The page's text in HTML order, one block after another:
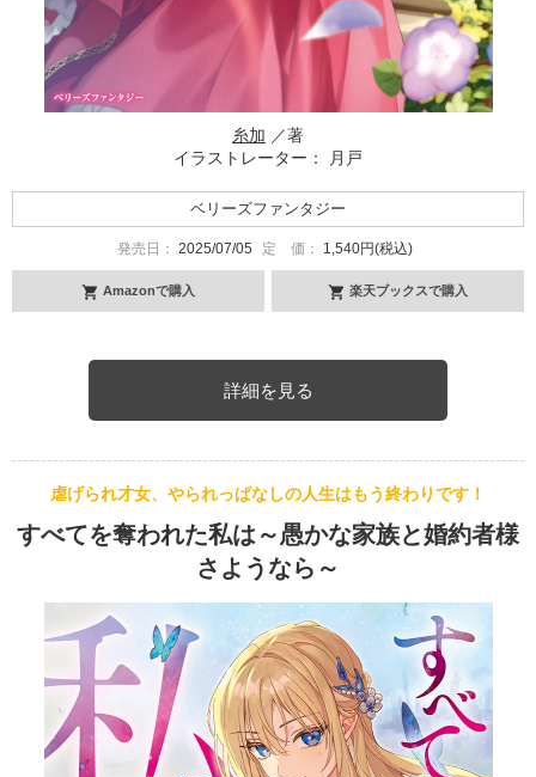
糸加 ／著
イラストレーター： 月戸
ベリーズファンタジー
発売日： 2025/07/05 定 価： 1,540円(税込)
Amazonで購入 楽天ブックスで購入
詳細を見る
虐げられ才女、やられっぱなしの人生はもう終わりです！
すべてを奪われた私は～愚かな家族と婚約者様
さようなら～